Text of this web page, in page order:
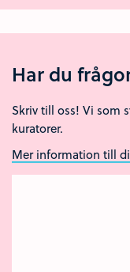
Har du
Skriv till oss! Vi som
kuratorer.
Mer information till